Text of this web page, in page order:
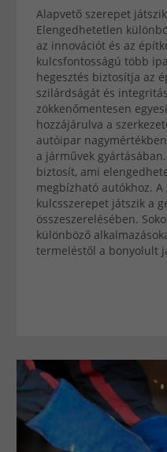
Alapvető szerepet
Elengedhetetlen
az innovációt és az
kulcsfontosságú több
hegesztés biztosítja az
szilárdságát és
zökkenőmentesen
hozzájárulva a
autóipar
a járművek
biztosít, ami
megbízható autókhoz.
kulcsszerepet játszik a
összeszerelésében.
különböző
termeléstől a bonyolult